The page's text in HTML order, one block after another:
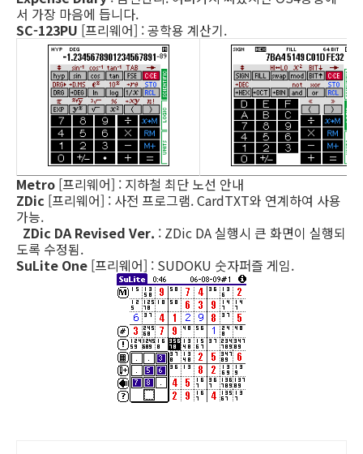
서 가장 마음에 듭니다.
SC-123PU [프리웨어] : 공학용 계산기.
Metro [프리웨어] : 지하철 최단 노선 안내
ZDic [프리웨어] : 사전 프로그램. CardTXT와 연계하여 사용
가능.
ZDic DA Revised Ver. : ZDic DA 실행시 큰 화면이 실행되
도록 수정됨.
SuLite One [프리웨어] : SUDOKU 숫자퍼즐 게임.